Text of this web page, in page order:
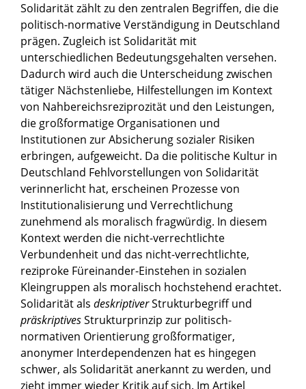
Solidarität zählt zu den zentralen Begriffen, die die
politisch-normative Verständigung in Deutschland
prägen. Zugleich ist Solidarität mit
unterschiedlichen Bedeutungsgehalten versehen.
Dadurch wird auch die Unterscheidung zwischen
tätiger Nächstenliebe, Hilfestellungen im Kontext
von Nahbereichsreziprozität und den Leistungen,
die großformatige Organisationen und
Institutionen zur Absicherung sozialer Risiken
erbringen, aufgeweicht. Da die politische Kultur in
Deutschland Fehlvorstellungen von Solidarität
verinnerlicht hat, erscheinen Prozesse von
Institutionalisierung und Verrechtlichung
zunehmend als moralisch fragwürdig. In diesem
Kontext werden die nicht-verrechtlichte
Verbundenheit und das nicht-verrechtlichte,
reziproke Füreinander-Einstehen in sozialen
Kleingruppen als moralisch hochstehend erachtet.
Solidarität als deskriptiverStrukturbegriff und
präskriptivesStrukturprinzip zur politisch-
normativen Orientierung großformatiger,
anonymer Interdependenzen hat es hingegen
schwer, als Solidarität anerkannt zu werden, und
zieht immer wieder Kritik auf sich. Im Artikel